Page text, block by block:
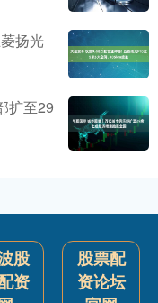
扬光
扩至29
股
资
股票配
资论坛